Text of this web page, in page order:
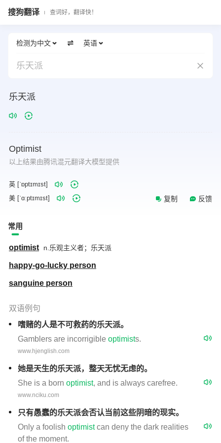
搜狗翻译 查词好，翻译快！
检测为中文 英语
乐天派
乐天派
Optimist
以上结果由腾讯混元翻译大模型提供
英 [ˈɒptɪmɪst]
美 [ˈɑːptɪmɪst]
复制 反馈
常用
optimist n.乐观主义者；乐天派
happy-go-lucky person
sanguine person
双语例句
嗜赌的人是不可救药的乐天派。
Gamblers are incorrigible optimists.
www.hjenglish.com
她是天生的乐天派，整天无忧无虑的。
She is a born optimist, and is always carefree.
www.nciku.com
只有愚蠢的乐天派会否认当前这些阴暗的现实。
Only a foolish optimistcan deny the dark realities
of the moment.